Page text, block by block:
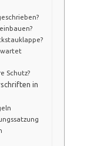
Schutz?
in